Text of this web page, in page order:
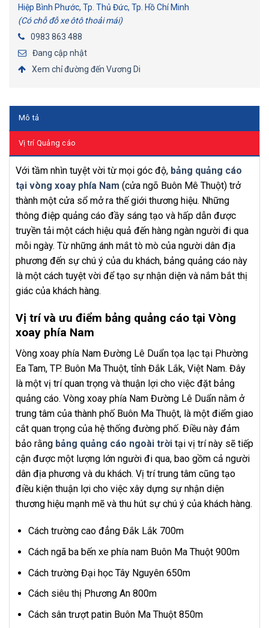
Hiệp Bình Phước, Tp. Thủ Đức, Tp. Hồ Chí Minh
(Có chỗ đỗ xe ôtô thoải mái)
0983 863 488
Đang cập nhật
Xem chỉ đường đến Vương Di
Mô tả
Vị trí Quảng cáo
Với tầm nhìn tuyệt vời từ mọi góc độ, bảng quảng cáo
tại vòng xoay phía Nam (cửa ngõ Buôn Mê Thuột) trở
thành một cửa sổ mở ra thế giới thương hiệu. Những
thông điệp quảng cáo đầy sáng tạo và hấp dẫn được
truyền tải một cách hiệu quả đến hàng ngàn người đi qua
mỗi ngày. Từ những ánh mắt tò mò của người dân địa
phương đến sự chú ý của du khách, bảng quảng cáo này
là một cách tuyệt vời để tạo sự nhận diện và nắm bắt thị
giác của khách hàng.
Vị trí và ưu điểm bảng quảng cáo tại Vòng
xoay phía Nam
Vòng xoay phía Nam Đường Lê Duẩn tọa lạc tại Phường
Ea Tam, TP. Buôn Ma Thuột, tỉnh Đắk Lắk, Việt Nam. Đây
là một vị trí quan trọng và thuận lợi cho việc đặt bảng
quảng cáo. Vòng xoay phía Nam Đường Lê Duẩn nằm ở
trung tâm của thành phố Buôn Ma Thuột, là một điểm giao
cắt quan trọng của hệ thống đường phố. Điều này đảm
bảo rằng bảng quảng cáo ngoài trời tại vị trí này sẽ tiếp
cận được một lượng lớn người đi qua, bao gồm cả người
dân địa phương và du khách. Vị trí trung tâm cũng tạo
điều kiện thuận lợi cho việc xây dựng sự nhận diện
thương hiệu mạnh mẽ và thu hút sự chú ý của khách hàng.
Cách trường cao đẳng Đắk Lắk 700m
Cách ngã ba bến xe phía nam Buôn Ma Thuột 900m
Cách trường Đại học Tây Nguyên 650m
Cách siêu thị Phương An 800m
Cách sân trượt patin Buôn Ma Thuột 850m